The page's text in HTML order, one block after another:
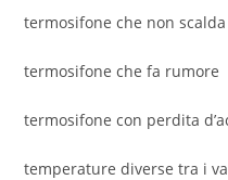
termosifone che non
termosifone che fa rumore
termosifone con perdita
temperature diverse tra i